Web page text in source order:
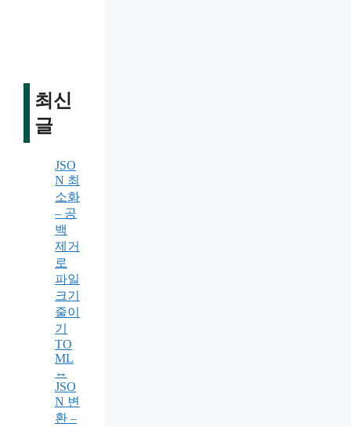
최신
글
JSO
N 최
소화
– 공
백
제거
로
파일
크기
줄이
기
TO
ML
↔
JSO
N 변
환 –